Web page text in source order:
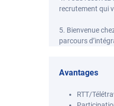
recrutement qui
5. Bienvenue
parcours
Avantages
RTT/